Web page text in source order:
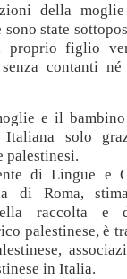
della
state
proprio figlio
contanti
e il
Italiana solo
palestinesi.
di Lingue e
di Roma,
raccolta e
palestinese, è
in Italia.